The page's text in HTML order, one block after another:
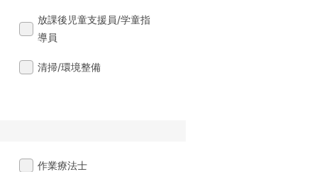
放課後児童支援員/学童指
導員
清掃/環境整備
作業療法士